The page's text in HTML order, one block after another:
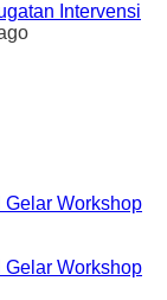
Intervensi
Gelar Workshop